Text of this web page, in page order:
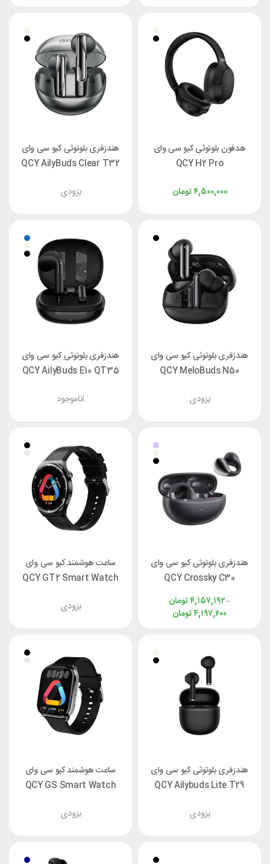
هدفون بلوتوثی کیو سی وای
QCY H2 Pro
تومان۴,۵۰۰,۰۰۰
هندزفری بلوتوثی کیو سی وای
QCY AilyBuds Clear T32
بزودی
هندزفری بلوتوثی کیو سی وای
QCY MeloBuds N50
بزودی
هندزفری بلوتوثی کیو سی وای
QCY AilyBuds E10 QT35
ناموجود!
هندزفری بلوتوثی کیو سی وای
QCY Crossky C30
تومان۴,۱۵۷,۱۹۲–
تومان۴,۱۹۷,۶۰۰
ساعت هوشمند کیو سی وای
QCY GT2 Smart Watch
بزودی
هندزفری بلوتوثی کیو سی وای
QCY Ailybuds Lite T29
بزودی
ساعت هوشمند کیو سی وای
QCY GS Smart Watch
بزودی